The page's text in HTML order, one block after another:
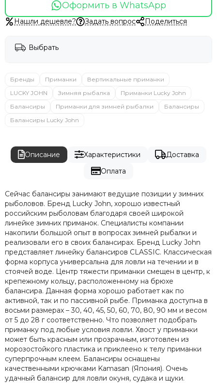
Оформить в WhatsApp
Нашли дешевле? Задать вопрос Поделиться
Выбрать
Бренды Приманки
Вертикальные приманки
LUCKY JOHN
Зимняя рыбалка
Приманки Lucky John
Балансиры
Приманки для зимней рыбалки
Балансиры
Балансиры Lucky John
Описание Характеристики
Доставка
Оплата
Сейчас балансиры занимают ведущие позиции у зимних
рыболовов. Бренд Lucky John, хорошо известный
российским рыболовам благодаря своей широкой
линейке зимних приманок. Специалисты компании
накопили большой опыт в вопросах зимней рыбалки и
реализовали его в своих балансирах. Бренд Lucky John
представляет линейку балансиров CLASSIC. Классическая
форма корпуса универсальна для ловли на течении и в
стоячей воде. Центр тяжести приманки смещен в центр, к
крепежному кольцу, расположенному на брюхе
балансира. Данная форма хорошо работает как по
активной, так и по пассивной рыбе. Приманка доступна в
восьми размерах – 30, 40, 45, 50, 60, 70, 80, 90 мм и весом
от 5 до 28 г соответственно. Что позволяет подобрать
приманку под любые условия ловли. Хвост у приманки
может быть красным или прозрачным, изготовлен из
морозостойкого пластика и приклеено к телу приманки
суперпрочным клеем. Балансиры оснащены
качественными крючками Kamasan (Япония). Очень
удачный балансир для ловли окуня, судака и щуки.